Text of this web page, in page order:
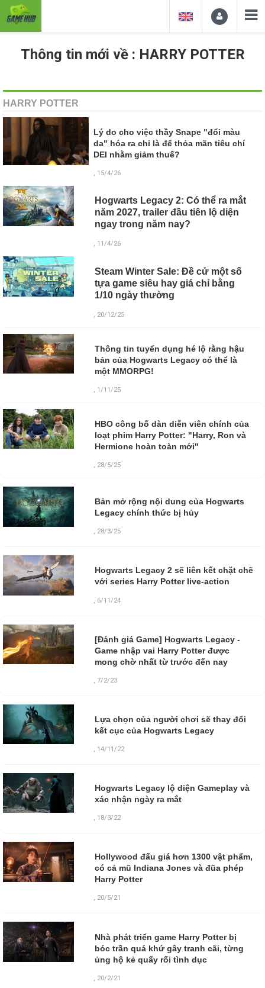
Thông tin mới về : HARRY POTTER
HARRY POTTER
Lý do cho việc thầy Snape "đổi màu
da" hóa ra chỉ là để thỏa mãn tiêu chí
DEI nhằm giảm thuế?
, 15/4/26
Hogwarts Legacy 2: Có thể ra mắt
năm 2027, trailer đầu tiên lộ diện
ngay trong năm nay?
, 11/4/26
Steam Winter Sale: Đề cử một số
tựa game siêu hay giá chỉ bằng
1/10 ngày thường
, 20/12/25
Thông tin tuyển dụng hé lộ rằng hậu
bản của Hogwarts Legacy có thể là
một MMORPG!
, 1/11/25
HBO công bố dàn diễn viên chính của
loạt phim Harry Potter: "Harry, Ron và
Hermione hoàn toàn mới"
, 28/5/25
Bản mở rộng nội dung của Hogwarts
Legacy chính thức bị hủy
, 28/3/25
Hogwarts Legacy 2 sẽ liên kết chặt chẽ
với series Harry Potter live-action
6/11/24
[Đánh giá Game] Hogwarts Legacy -
Game nhập vai Harry Potter được
mong chờ nhất từ trước đến nay
,7/2/23
Lựa chọn của người chơi sẽ thay đổi
kết cục của Hogwarts Legacy
, 14/11/22
Hogwarts Legacy lộ diện Gameplay và
xác nhận ngày ra mắt
, 18/3/22
Hollywood đấu giá hơn 1300 vật phẩm,
có cả mũ Indiana Jones và đũa phép
Harry Potter
, 20/5/21
Nhà phát triển game Harry Potter bị
bóc trần quá khứ gây tranh cãi, từng
ủng hộ kẻ quấy rối tình dục
, 20/2/21